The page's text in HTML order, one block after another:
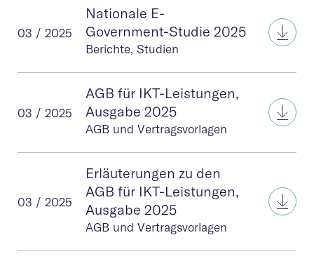
03 / 2025
Nationale E-
Government-Studie 2025
Berichte, Studien
03 / 2025
AGB für IKT-Leistungen,
Ausgabe 2025
AGB und Vertragsvorlagen
03 / 2025
Erläuterungen zu den
AGB für IKT-Leistungen,
Ausgabe 2025
AGB und Vertragsvorlagen